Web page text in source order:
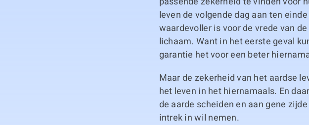
leven de volgende dag aan ten
waardevoller is voor de vrede van
lichaam. Want in het eerste geval
garantie het voor een beter
Maar de zekerheid van het aardse
het leven in het hiernamaals. En
de aarde scheiden en aan gene
intrek in wil nemen.